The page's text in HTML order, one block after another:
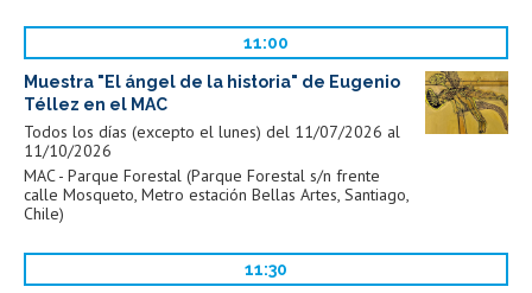
11:00
Muestra "El ángel de la historia" de Eugenio
Téllez en el MAC
Todos los días (excepto el lunes) del 11/07/2026 al
11/10/2026
MAC - Parque Forestal (Parque Forestal s/n frente
calle Mosqueto, Metro estación Bellas Artes, Santiago,
Chile)
11:30